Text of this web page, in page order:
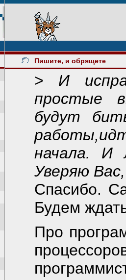
Пишите, и обрящете
> И
простые
будут
начала. И
Уверяю
Спасибо.
Будем
Про